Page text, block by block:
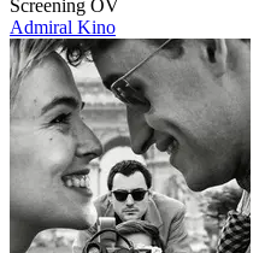
Screening OV
Admiral Kino